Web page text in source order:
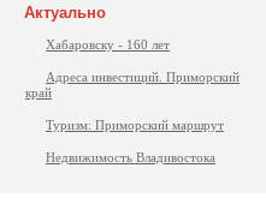
Актуально
Хабаровску - 160 лет
Адреса инвестиций. Приморский
край
Туризм: Приморский маршрут
Недвижимость Владивостока